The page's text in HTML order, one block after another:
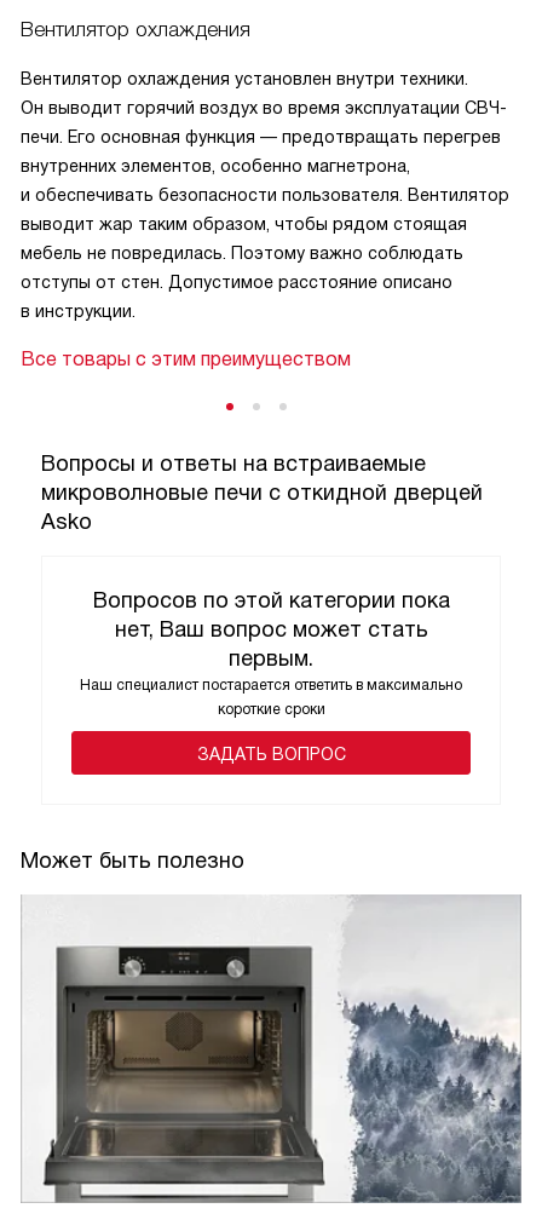
Вентилятор охлаждения
Вентилятор охлаждения установлен внутри техники.
Он выводит горячий воздух во время эксплуатации СВЧ-
печи. Его основная функция — предотвращать перегрев
внутренних элементов, особенно магнетрона,
и обеспечивать безопасности пользователя. Вентилятор
выводит жар таким образом, чтобы рядом стоящая
мебель не повредилась. Поэтому важно соблюдать
отступы от стен. Допустимое расстояние описано
в инструкции.
Все товары с этим преимуществом
Вопросы и ответы на встраиваемые
микроволновые печи с откидной дверцей
Asko
Вопросов по этой категории пока
нет, Ваш вопрос может стать
первым.
Наш специалист постарается ответить в максимально
короткие сроки
ЗАДАТЬ ВОПРОС
Может быть полезно